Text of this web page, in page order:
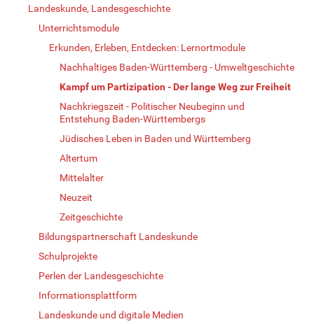
Landeskunde, Landesgeschichte
Unterrichtsmodule
Erkunden, Erleben, Entdecken: Lernortmodule
Nachhaltiges Baden-Württemberg - Umweltgeschichte
Kampf um Partizipation - Der lange Weg zur Freiheit
Nachkriegszeit - Politischer Neubeginn und
Entstehung Baden-Württembergs
Jüdisches Leben in Baden und Württemberg
Altertum
Mittelalter
Neuzeit
Zeitgeschichte
Bildungspartnerschaft Landeskunde
Schulprojekte
Perlen der Landesgeschichte
Informationsplattform
Landeskunde und digitale Medien